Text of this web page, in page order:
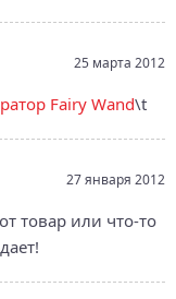
25 марта 2012
Fairy Wand\t
27 января 2012
товар или что-то